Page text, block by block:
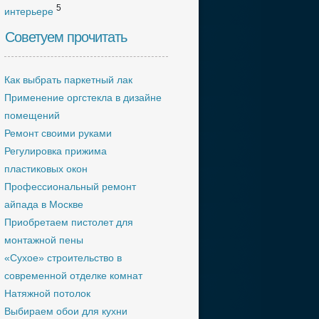
интерьере 5
Советуем прочитать
Как выбрать паркетный лак
Применение оргстекла в дизайне
помещений
Ремонт своими руками
Регулировка прижима
пластиковых окон
Профессиональный ремонт
айпада в Москве
Приобретаем пистолет для
монтажной пены
«Сухое» строительство в
современной отделке комнат
Натяжной потолок
Выбираем обои для кухни